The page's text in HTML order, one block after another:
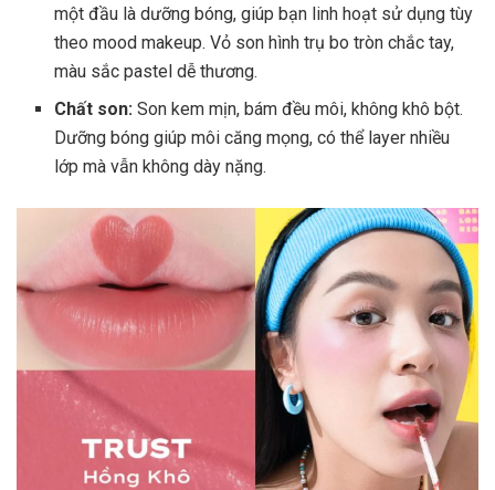
một đầu là dưỡng bóng, giúp bạn linh hoạt sử dụng tùy
theo mood makeup. Vỏ son hình trụ bo tròn chắc tay,
màu sắc pastel dễ thương.
Chất son: Son kem mịn, bám đều môi, không khô bột.
Dưỡng bóng giúp môi căng mọng, có thể layer nhiều
lớp mà vẫn không dày nặng.